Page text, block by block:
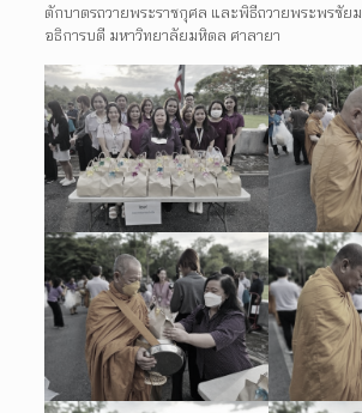
ตักบาตรถวายพระราชกุศล และพิธีถวายพระพรชัย
อธิการบดี มหาวิทยาลัยมหิดล ศาลายา